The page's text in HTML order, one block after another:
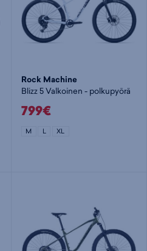
Rock Machine
Blizz 5 Valkoinen - polkupyörä
799€
M L XL